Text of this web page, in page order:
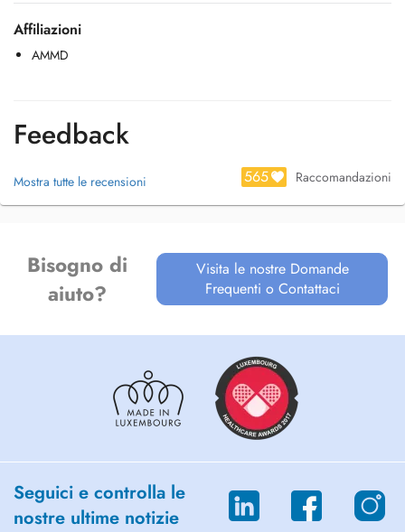
(prosthesis)
Affiliazioni
AMMD
Feedback
Mostra tutte le recensioni 565 Raccomandazioni
Bisogno di
aiuto?
Visita le nostre Domande
Frequenti o Contattaci
Seguici e controlla le
nostre ultime notizie